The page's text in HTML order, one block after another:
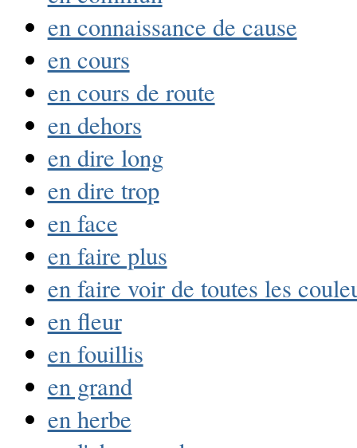
en connaissance de cause
en cours
en cours de route
en dehors
en dire long
en dire trop
en face
en faire plus
en faire voir de toutes les
en fleur
en fouillis
en grand
en herbe